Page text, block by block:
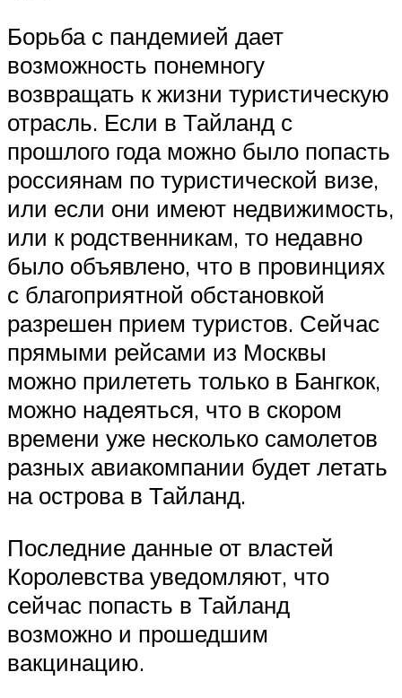
Борьба с пандемией дает
возможность понемногу
возвращать к жизни туристическую
отрасль. Если в Тайланд с
прошлого года можно было попасть
россиянам по туристической визе,
или если они имеют недвижимость,
или к родственникам, то недавно
было объявлено, что в провинциях
с благоприятной обстановкой
разрешен прием туристов. Сейчас
прямыми рейсами из Москвы
можно прилететь только в Бангкок,
можно надеяться, что в скором
времени уже несколько самолетов
разных авиакомпании будет летать
на острова в Тайланд.
Последние данные от властей
Королевства уведомляют, что
сейчас попасть в Тайланд
возможно и прошедшим
вакцинацию.